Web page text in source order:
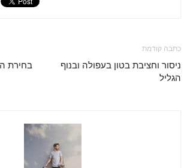
כתבה קודמת
ניסור וחציבת בטון בעפולה ובנוף
הגליל
בחירת